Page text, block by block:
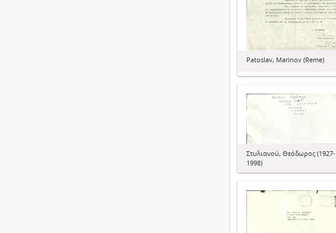
Patoslav, Marinov (Reme)
Στυλιανού, Θεόδωρος (1927-
1998)